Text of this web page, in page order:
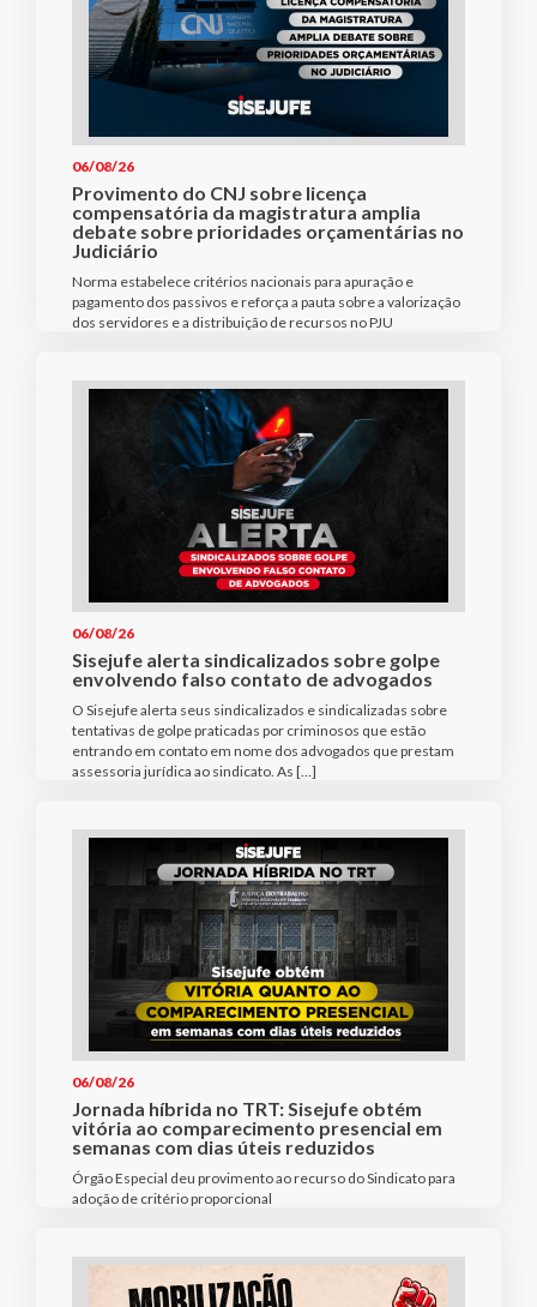
06/08/26
Provimento do CNJ sobre licença
compensatória da magistratura amplia
debate sobre prioridades orçamentárias no
Judiciário
Norma estabelece critérios nacionais para apuração e
pagamento dos passivos e reforça a pauta sobre a valorização
dos servidores e a distribuição de recursos no PJU
06/08/26
Sisejufe alerta sindicalizados sobre golpe
envolvendo falso contato de advogados
O Sisejufe alerta seus sindicalizados e sindicalizadas sobre
tentativas de golpe praticadas por criminosos que estão
entrando em contato em nome dos advogados que prestam
assessoria jurídica ao sindicato. As […]
06/08/26
Jornada híbrida no TRT: Sisejufe obtém
vitória ao comparecimento presencial em
semanas com dias úteis reduzidos
Órgão Especial deu provimento ao recurso do Sindicato para
adoção de critério proporcional